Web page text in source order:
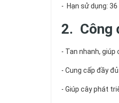
- Hạn sử dụng:
2. Công
- Tan nhanh, giúp
- Cung cấp đầy
- Giúp cây phát